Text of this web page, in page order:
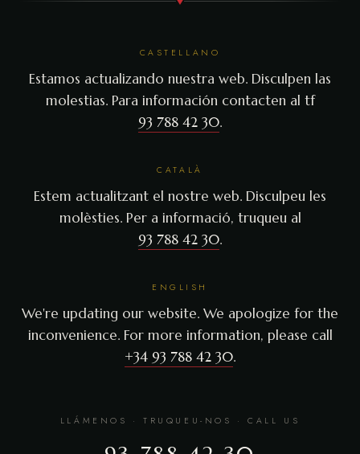
CASTELLANO
Estamos actualizando nuestra web. Disculpen las
molestias. Para información contacten al tf
93 788 42 30.
CATALÀ
Estem actualitzant el nostre web. Disculpeu les
molèsties. Per a informació, truqueu al
93 788 42 30.
ENGLISH
We're updating our website. We apologize for the
inconvenience. For more information, please call
+34 93 788 42 30.
LLÁMENOS · TRUQUEU-NOS · CALL US